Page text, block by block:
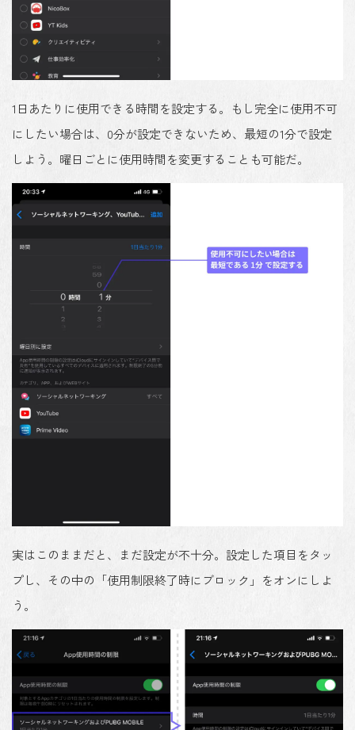
1日あたりに使用できる時間を設定する。もし完全に使用不可
にしたい場合は、0分が設定できないため、最短の1分で設定
しよう。曜日ごとに使用時間を変更することも可能だ。
実はこのままだと、まだ設定が不十分。設定した項目をタッ
プし、その中の「使用制限終了時にブロック」をオンにしよ
う。